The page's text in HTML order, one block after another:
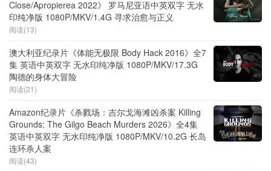
Close/Apropierea 2022》 罗马尼亚语中英双字 无水
印纯净版 1080P/MKV/1.4G 寻求治愈与正义
阅读(13)
澳大利亚纪录片《体能无极限 Body Hack 2016》全7
集 英语中英双字 无水印纯净版 1080P/MKV/17.3G
陶德的身体大冒险
阅读(21)
Amazon纪录片《杀戮场：吉尔戈海滩凶杀案 Killing
Grounds: The Gilgo Beach Murders 2026》全4集
英语中英双字 无水印纯净版 1080P/MKV/10.2G 长岛
连环杀人案
阅读(43)